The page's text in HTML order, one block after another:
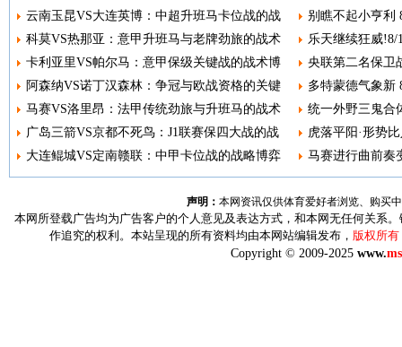
云南玉昆VS大连英博：中超升班马卡位战的战
科莫VS热那亚：意甲升班马与老牌劲旅的战术
卡利亚里VS帕尔马：意甲保级关键战的战术博
阿森纳VS诺丁汉森林：争冠与欧战资格的关键
马赛VS洛里昂：法甲传统劲旅与升班马的战术
广岛三箭VS京都不死鸟：J1联赛保四大战的战
大连鲲城VS定南赣联：中甲卡位战的战略博弈
别瞧不起小亨利
乐天继续狂威!8/
央联第二名保卫
多特蒙德气象新
统一外野三鬼合
虎落平阳·形势
马赛进行曲前奏
声明： 本网资讯仅供体育爱好者浏览、购买
本网所登载广告均为广告客户的个人意见及表达方式，和本网无任何关系
作追究的权利。本站呈现的所有资料均由本网站编辑发布， 版权所有
Copyright © 2009-2025 www.